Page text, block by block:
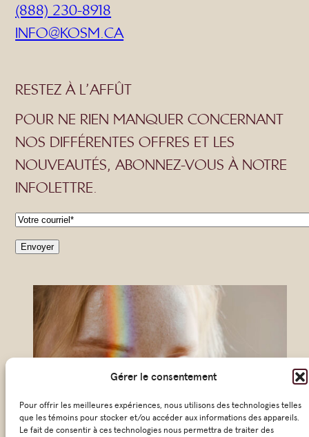
Gérer le consentement
Pour offrir les meilleures expériences, nous utilisons des technologies telles
que les témoins pour stocker et/ou accéder aux informations des appareils.
Le fait de consentir à ces technologies nous permettra de traiter des
(888) 230-8918
INFO@KOSM.CA
RESTEZ À L’AFFÛT
POUR NE RIEN MANQUER CONCERNANT
NOS DIFFÉRENTES OFFRES ET LES
NOUVEAUTÉS, ABONNEZ-VOUS À NOTRE
INFOLETTRE.
C
o
e
*
Envoyer